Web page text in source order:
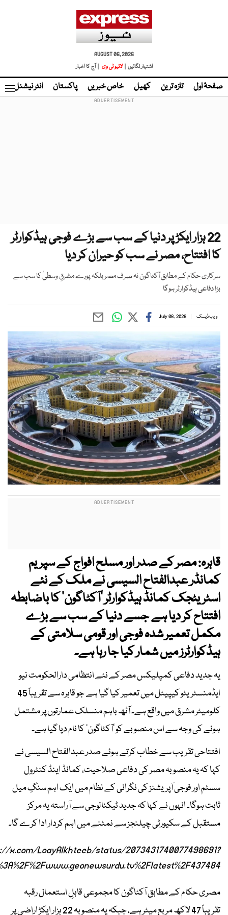
AUGUST 06, 2026
اشتہار لگائیں |
لائیو ٹی وی | آج کا اخبار
صفحۂ اول تازہ ترین کھیل خاص خبریں پاکستان انٹر نیشنل
22 ہزار ایکڑ پر دنیا کے سب سے بڑے فوجی ہیڈکوارٹر
کا افتتاح، مصر نے سب کو حیران کر دیا
سرکاری حکام کے مطابق آکٹاگون نہ صرف مصر بلکہ پورے مشرقِ وسطیٰ کا سب سے
بڑا دفاعی ہیڈکوارٹر ہوگا
ویب ڈیسک July 06, 2026
قاہرہ: مصر کے صدر اور مسلح افواج کے سپریم
کمانڈر عبدالفتاح السیسی نے ملک کے نئے
اسٹریٹجک کمانڈ ہیڈکوارٹر ’آکٹاگون‘ کا باضابطہ
افتتاح کر دیا ہے جسے دنیا کے سب سے بڑے
مکمل تعمیر شدہ فوجی اور قومی سلامتی کے
ہیڈکوارٹرز میں شمار کیا جا رہا ہے۔
یہ جدید دفاعی کمپلیکس مصر کے نئے انتظامی دارالحکومت نیو
ایڈمنسٹریٹو کیپیٹل میں تعمیر کیا گیا ہے جو قاہرہ سے تقریباً 45
کلومیٹر مشرق میں واقع ہے۔ آٹھ باہم منسلک عمارتوں پر مشتمل
ہونے کی وجہ سے اس منصوبے کو ’آکٹاگون‘ کا نام دیا گیا ہے۔
افتتاحی تقریب سے خطاب کرتے ہوئے صدر عبدالفتاح السیسی نے
کہا کہ یہ منصوبہ مصر کی دفاعی صلاحیت، کمانڈ اینڈ کنٹرول
سسٹم اور فوجی آپریشنز کی نگرانی کے نظام میں ایک اہم سنگِ میل
ثابت ہوگا۔ انہوں نے کہا کہ جدید ٹیکنالوجی سے آراستہ یہ مرکز
مستقبل کے سکیورٹی چیلنجز سے نمٹنے میں اہم کردار ادا کرے گا۔
x.com/LoayAlkhteeb/status/2073431740077498691?
مصری حکام کے مطابق آکٹاگون کا مجموعی قابلِ استعمال رقبہ
تقریباً 47 لاکھ مربع میٹر ہے، جبکہ یہ منصوبہ 22 ہزار ایکڑ اراضی پر